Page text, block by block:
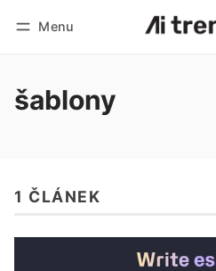
Menu
šablony
1 ČLÁNEK